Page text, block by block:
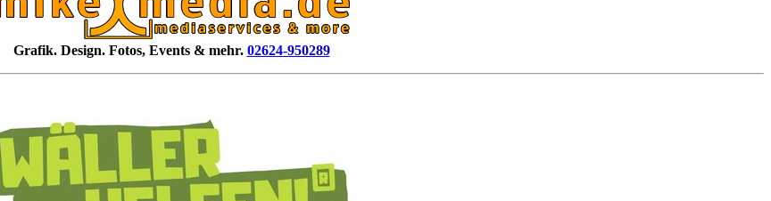
Grafik. Design. Fotos, Events & mehr. 02624-950289